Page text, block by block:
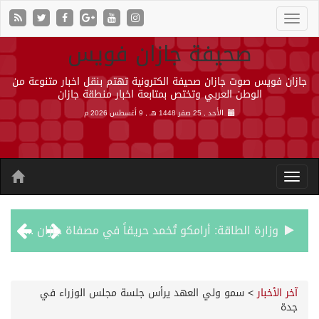
صحيفة جازان فويس
جازان فويس صوت جازان صحيفة الكترونية تهتم بنقل اخبار متنوعة من
الوطن العربي وتختص بمتابعة اخبار منطقة جازان
الأحد , 25 صفر 1448 هـ , 9 أغسطس 2026 م
وزارة الطاقة: أرامكو تُخمد حريقاً في مصفاة جازان دون إصابات
آخر الأخبار> سمو ولي العهد يرأس جلسة مجلس الوزراء في
جدة